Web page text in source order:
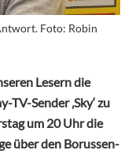
Foto: Robin
Lesern die
Sender ‚Sky‘ zu
um 20 Uhr die
über den Borussen-